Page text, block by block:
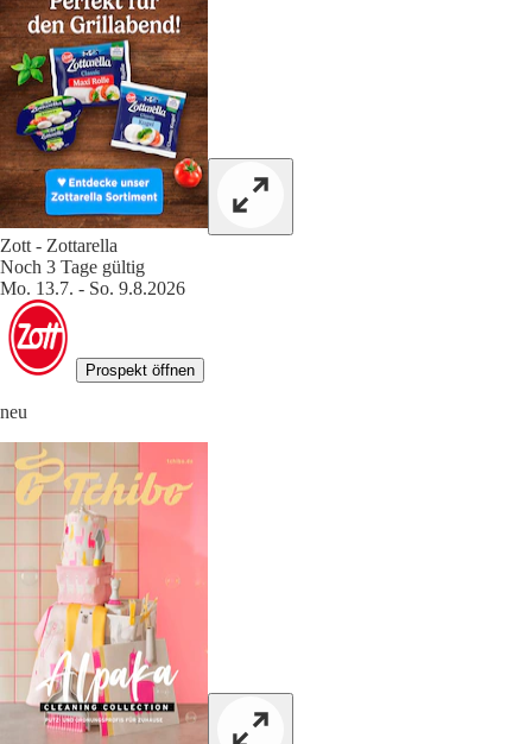
Zott - Zottarella
Noch 3 Tage gültig
Mo. 13.7. - So. 9.8.2026
Prospekt öffnen
neu